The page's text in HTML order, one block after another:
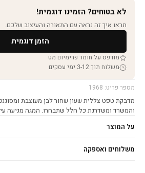
לא בטוחים? הזמינו דוגמית!
תראו איך זה נראה עם התאורה והעיצוב שלכם.
הזמן דוגמית
מודפס על חומר פרימיום מט
משלוח תוך 3-12 ימי עסקים
מספר פריט: 1968
מדבקת טפט צללית שעון שחור לבן מעוצבת
והמשרד ומשדרגת כל חלל שתבחרו. המגה מגיעה
על המוצר
משלוחים ואספקה